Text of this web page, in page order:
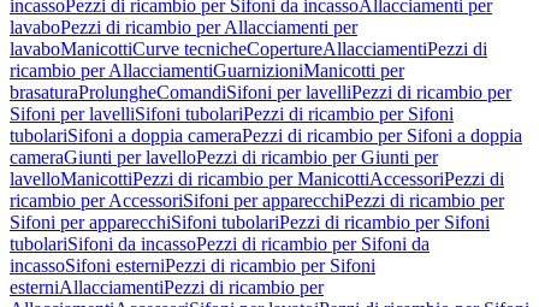
incassoPezzi di ricambio per Sifoni da incassoAllacciamenti per
lavaboPezzi di ricambio per Allacciamenti per
lavaboManicottiCurve tecnicheCopertureAllacciamentiPezzi di
ricambio per AllacciamentiGuarnizioniManicotti per
brasaturaProlungheComandiSifoni per lavelliPezzi di ricambio per
Sifoni per lavelliSifoni tubolariPezzi di ricambio per Sifoni
tubolariSifoni a doppia cameraPezzi di ricambio per Sifoni a doppia
cameraGiunti per lavelloPezzi di ricambio per Giunti per
lavelloManicottiPezzi di ricambio per ManicottiAccessoriPezzi di
ricambio per AccessoriSifoni per apparecchiPezzi di ricambio per
Sifoni per apparecchiSifoni tubolariPezzi di ricambio per Sifoni
tubolariSifoni da incassoPezzi di ricambio per Sifoni da
incassoSifoni esterniPezzi di ricambio per Sifoni
esterniAllacciamentiPezzi di ricambio per